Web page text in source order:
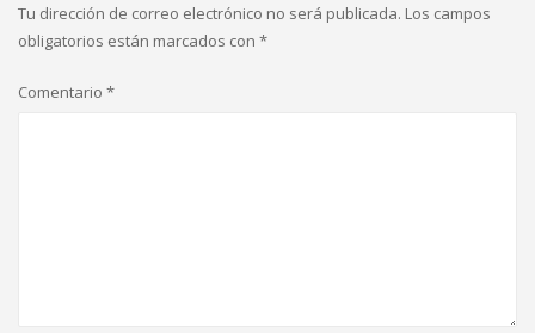
Tu dirección de correo electrónico no será publicada. Los campos
obligatorios están marcados con *
Comentario *